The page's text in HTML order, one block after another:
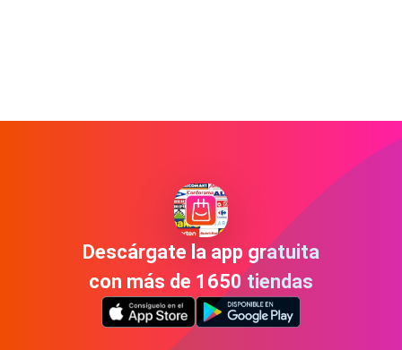
Descárgate la app gratuita
con más de 1650 tiendas